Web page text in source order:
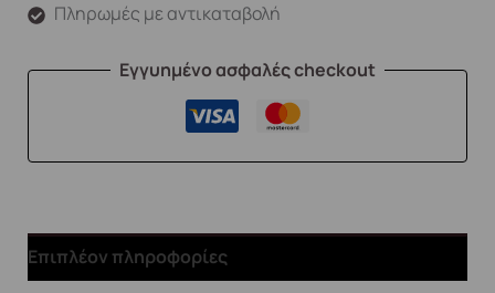
Πληρωμές με αντικαταβολή
Εγγυημένο ασφαλές checkout
Επιπλέον πληροφορίες